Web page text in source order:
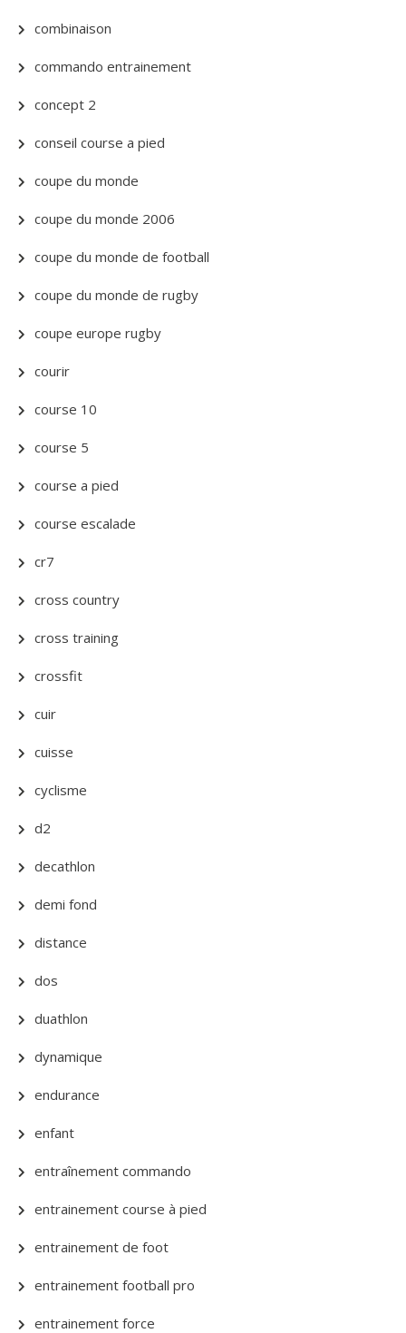
combinaison
commando entrainement
concept 2
conseil course a pied
coupe du monde
coupe du monde 2006
coupe du monde de football
coupe du monde de rugby
coupe europe rugby
courir
course 10
course 5
course a pied
course escalade
cr7
cross country
cross training
crossfit
cuir
cuisse
cyclisme
d2
decathlon
demi fond
distance
dos
duathlon
dynamique
endurance
enfant
entraînement commando
entrainement course à pied
entrainement de foot
entrainement football pro
entrainement force